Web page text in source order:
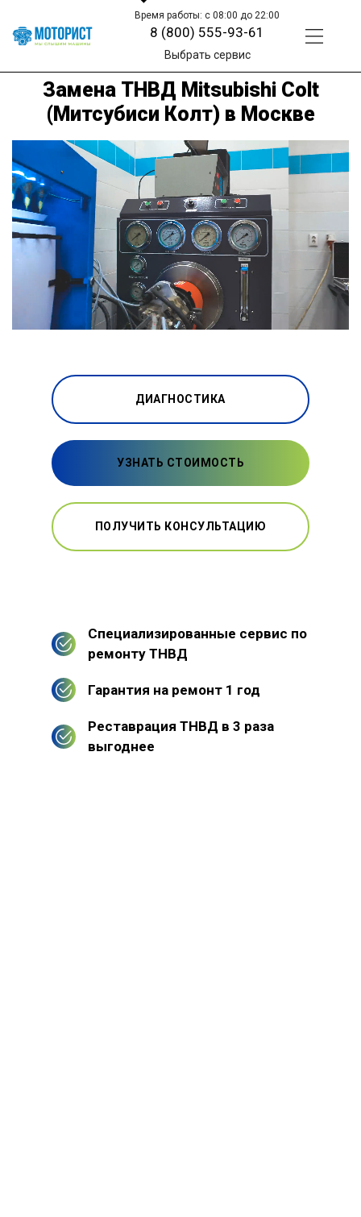
Время работы: с 08:00 до 22:00
8 (800) 555-93-61
Выбрать сервис
Замена ТНВД Mitsubishi Colt
(Митсубиси Колт) в Москве
ДИАГНОСТИКА
УЗНАТЬ СТОИМОСТЬ
ПОЛУЧИТЬ КОНСУЛЬТАЦИЮ
Специализированные сервис по
ремонту ТНВД
Гарантия на ремонт 1 год
Реставрация ТНВД в 3 раза
выгоднее